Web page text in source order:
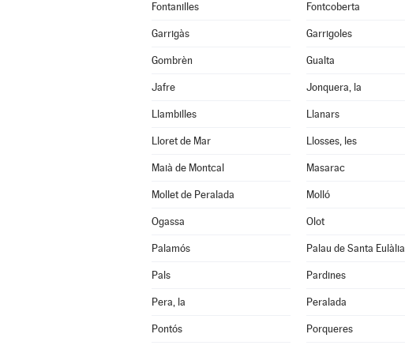
Fontanilles Fontcoberta
Garrigàs Garrigoles
Gombrèn Gualta
Jafre Jonquera, la
Llambilles Llanars
Lloret de Mar Llosses, les
Maià de Montcal Masarac
Mollet de Peralada Molló
Ogassa Olot
Palamós Palau de Santa Eulàlia
Pals Pardines
Pera, la Peralada
Pontós Porqueres